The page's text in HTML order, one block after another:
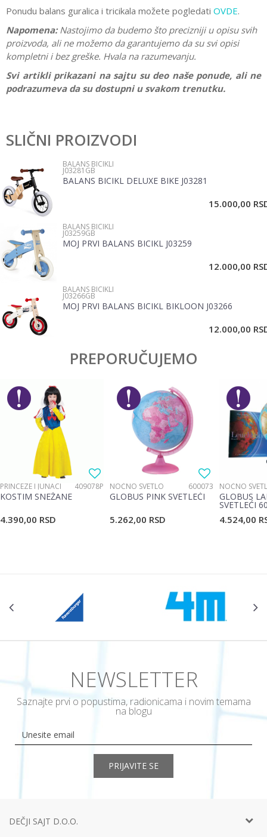
Ponudu balans guralica i tricikala možete pogledati OVDE.
Napomena: Nastojimo da budemo što precizniji u opisu svih
proizvoda, ali ne možemo da garantujemo da su svi opisi
kompletni i bez greške. Hvala na razumevanju.
Svi artikli prikazani na sajtu su deo naše ponude, ali ne
podrazumeva da su dostupni u svakom trenutku.
Brend
Ime/Nadimak
Email
Poruka
SLIČNI PROIZVODI
BALANS BICIKLI
J03281GB
BALANS BICIKL DELUXE BIKE J03281
15.000,00
BALANS BICIKLI
J03259GB
MOJ PRVI BALANS BICIKL J03259
12.000,00
BALANS BICIKLI
J03266GB
MOJ PRVI BALANS BICIKL BIKLOON J03266
12.000,00
PREPORUČUJEMO
PRINCEZE I JUNACI 409078P
KOSTIM SNEŽANE
4.390,00 RSD
NOĆNO SVETLO 600073
GLOBUS PINK SVETLEĆI
5.262,00 RSD
NOĆNO
GLOBUS
SVETLEĆI
4.524,00
NEWSLETTER
Saznajte prvi o popustima, radionicama i novim temama
na blogu
PRIJAVITE SE
DEČJI SAJT D.O.O.